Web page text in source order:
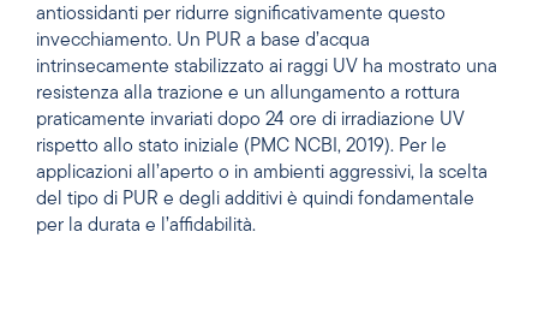
antiossidanti per ridurre significativamente questo
invecchiamento. Un PUR a base d’acqua
intrinsecamente stabilizzato ai raggi UV ha mostrato una
resistenza alla trazione e un allungamento a rottura
praticamente invariati dopo 24 ore di irradiazione UV
rispetto allo stato iniziale (PMC NCBI, 2019). Per le
applicazioni all’aperto o in ambienti aggressivi, la scelta
del tipo di PUR e degli additivi è quindi fondamentale
per la durata e l’affidabilità.